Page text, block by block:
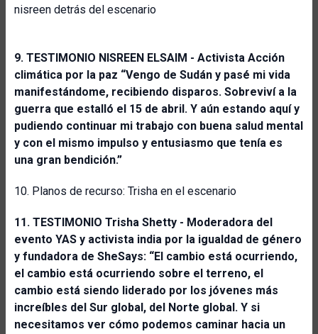
nisreen detrás del escenario
9. TESTIMONIO NISREEN ELSAIM - Activista Acción
climática por la paz “Vengo de Sudán y pasé mi vida
manifestándome, recibiendo disparos. Sobreviví a la
guerra que estalló el 15 de abril. Y aún estando aquí y
pudiendo continuar mi trabajo con buena salud mental
y con el mismo impulso y entusiasmo que tenía es
una gran bendición.”
10. Planos de recurso: Trisha en el escenario
11. TESTIMONIO Trisha Shetty - Moderadora del
evento YAS y activista india por la igualdad de género
y fundadora de SheSays: “El cambio está ocurriendo,
el cambio está ocurriendo sobre el terreno, el
cambio está siendo liderado por los jóvenes más
increíbles del Sur global, del Norte global. Y si
necesitamos ver cómo podemos caminar hacia un